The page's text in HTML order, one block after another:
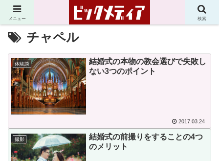
チャペル
体験談
結婚式の本物の教会選びで失敗し
ない3つのポイント
2017.03.24
撮影
結婚式の前撮りをすることの4つ
のメリット
メニュー 検索